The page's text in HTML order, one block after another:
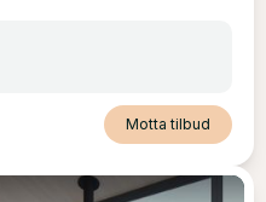
Motta tilbud